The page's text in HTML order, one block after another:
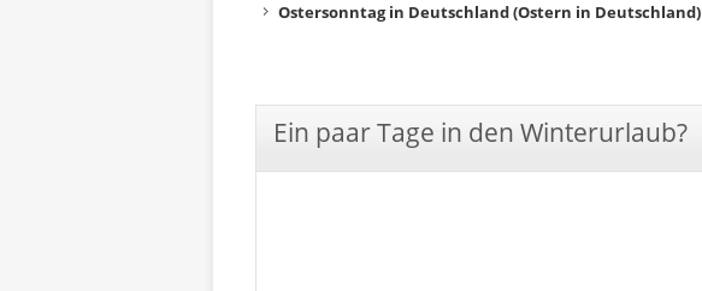
Ostersonntag in Deutschland (Ostern in Deutschland)
Ein paar Tage in den Winterurlaub?